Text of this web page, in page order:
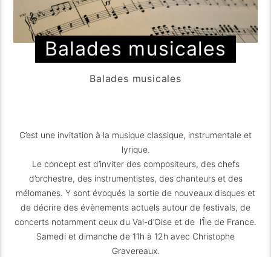
Balades musicales
Balades musicales
C’est une invitation à la musique classique, instrumentale et
lyrique.
Le concept est d’inviter des compositeurs, des chefs
d’orchestre, des instrumentistes, des chanteurs et des
mélomanes. Y sont évoqués la sortie de nouveaux disques et
de décrire des évènements actuels autour de festivals, de
concerts notamment ceux du Val-d’Oise et de l’Île de France.
Samedi et dimanche de 11h à 12h avec Christophe
Gravereaux.